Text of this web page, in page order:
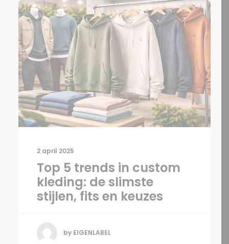
2 april 2025
Top 5 trends in custom
kleding: de slimste
stijlen, fits en keuzes
by EIGENLABEL